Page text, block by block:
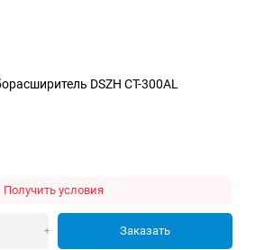
DSZH СТ-300АL
Получить условия
+ Заказать